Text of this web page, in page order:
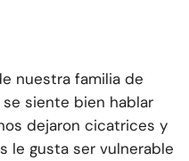
nuestra familia de
siente bien hablar
dejaron cicatrices y
le gusta ser vulnerable